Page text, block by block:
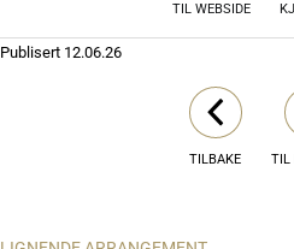
TIL WEBSIDE
Publisert 12.06.26
TILBAKE TIL